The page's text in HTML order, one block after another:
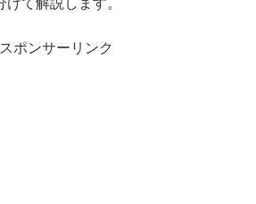
スポンサーリンク